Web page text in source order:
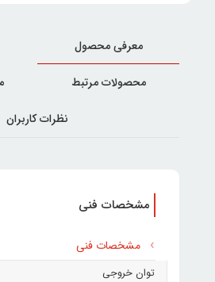
معرفی محصول
محصولات مرتبط
نظرات کاربران
مشخصات فنی
مشخصات فنی
توان خروجی